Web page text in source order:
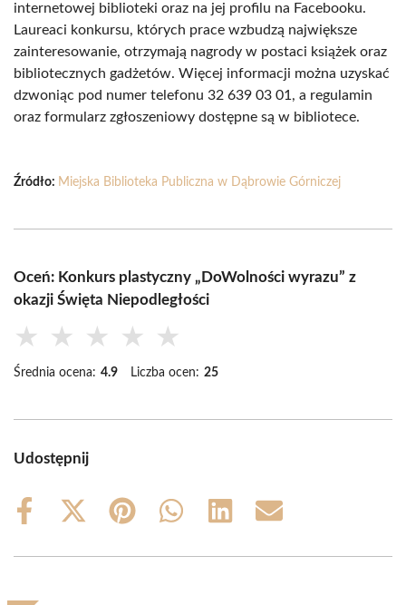
internetowej biblioteki oraz na jej profilu na Facebooku.
Laureaci konkursu, których prace wzbudzą największe
zainteresowanie, otrzymają nagrody w postaci książek oraz
bibliotecznych gadżetów. Więcej informacji można uzyskać
dzwoniąc pod numer telefonu 32 639 03 01, a regulamin
oraz formularz zgłoszeniowy dostępne są w bibliotece.
Źródło: Miejska Biblioteka Publiczna w Dąbrowie Górniczej
Oceń: Konkurs plastyczny „DoWolności wyrazu” z
okazji Święta Niepodległości
★ ★ ★ ★ ★
Średnia ocena: 4.9 Liczba ocen: 25
Udostępnij
Share
Share
(Twitter)
Share
Share
Share
Share